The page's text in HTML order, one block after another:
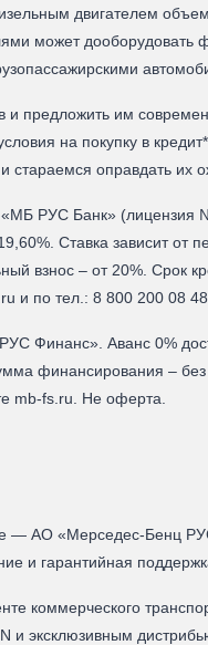
двигателем
может
предложить им
на покупку в
стараемся оправдать
РУС Банк» (лицензия
Ставка зависит
взнос – от 20%. Срок
и по тел.: 8 800 200 08
Финанс». Аванс 0%
финансирования –
mb-fs.ru. Не оферта.
AO «Мерседес-Бенц
и гарантийная
коммерческого
эксклюзивным